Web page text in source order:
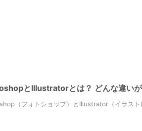
とIllustratorとは？ どんな違いが
（フォトショップ）とIllustrator（イラスト